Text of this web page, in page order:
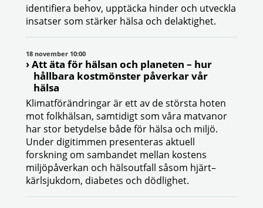
identifiera behov, upptäcka hinder och utveckla
insatser som stärker hälsa och delaktighet.
18 november 10:00
Att äta för hälsan och planeten – hur
hållbara kostmönster påverkar vår
hälsa
Klimatförändringar är ett av de största hoten
mot folkhälsan, samtidigt som våra matvanor
har stor betydelse både för hälsa och miljö.
Under digitimmen presenteras aktuell
forskning om sambandet mellan kostens
miljöpåverkan och hälsoutfall såsom hjärt–
kärlsjukdom, diabetes och dödlighet.